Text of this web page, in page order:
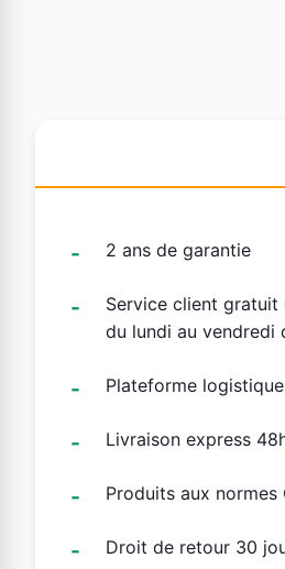
2 ans de garantie
Service client gratuit
du lundi au vendredi
Plateforme
Livraison express
Produits aux normes
Droit de retour 30